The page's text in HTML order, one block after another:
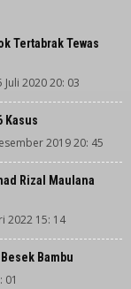
Tertabrak Tewas
Juli 2020 20: 03
Kasus
2019 20: 45
Rizal Maulana
2022 15: 14
Bambu
01